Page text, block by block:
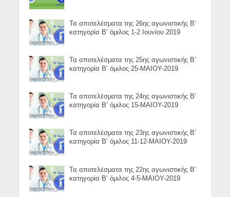
Τα αποτελέσματα της 26ης αγωνιστικής Β’
κατηγορία Β’ όμιλος 1-2 Ιουνίου 2019
Τα αποτελέσματα της 25ης αγωνιστικής Β’
κατηγορία Β’ όμιλος 25-ΜΑΙΟΥ-2019
Τα αποτελέσματα της 24ης αγωνιστικής Β’
κατηγορία Β’ όμιλος 15-ΜΑΙΟΥ-2019
Τα αποτελέσματα της 23ης αγωνιστικής Β’
κατηγορία Β’ όμιλος 11-12-ΜΑΙΟΥ-2019
Τα αποτελέσματα της 22ης αγωνιστικής Β’
κατηγορία Β’ όμιλος 4-5-ΜΑΙΟΥ-2019